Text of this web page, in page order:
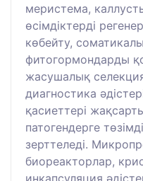
меристема,
өсімдіктерді
көбейту,
фитогормондарды
жасушалық
диагностика
қасиеттері
патогендерге
зерттеледі.
биореакторлар,
инкапсуляция